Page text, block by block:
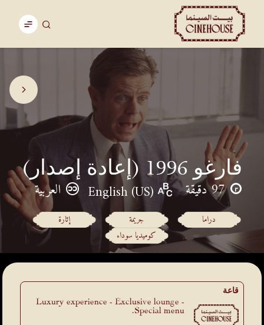
فارغو 1996 (إعادة إصدار)
97 دقيقة English (US) العربية
دراما جريمة
إثارة
كوميديا سوداء
قاعة
Luxury experience - Exclusive lounge -
Special menu.